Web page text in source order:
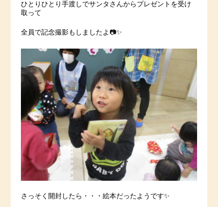
ひとりひとり手渡しでサンタさんからプレゼントを受け
取って
全員で記念撮影もしましたよ📷✨
さっそく開封したら・・・絵本だったようです✨